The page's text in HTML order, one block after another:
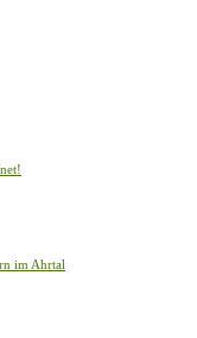
im Ahrtal